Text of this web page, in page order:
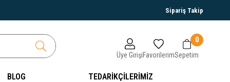
Sipariş Takip
Üye GirişiFavorilerimSepetim
0
BLOG TEDARİKÇİLERİMİZ